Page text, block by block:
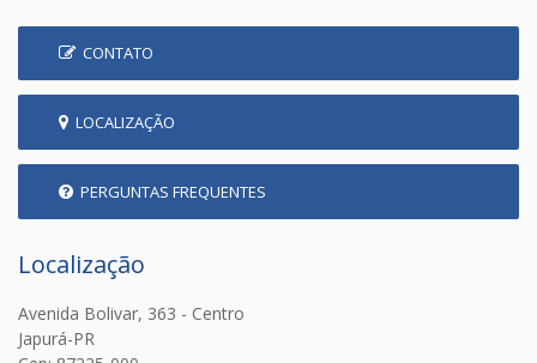
CONTATO
LOCALIZAÇÃO
PERGUNTAS FREQUENTES
Localização
Avenida Bolivar, 363 - Centro
Japurá-PR